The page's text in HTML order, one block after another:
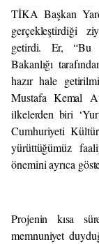
TİKA Başkan
gerçekleştirdiği
getirdi. Er, “Bu
Bakanlığı
hazır hale
Mustafa Kemal
ilkelerden biri
Cumhuriyeti
yürüttüğümüz
önemini ayrıca
Projenin kısa
memnuniyet